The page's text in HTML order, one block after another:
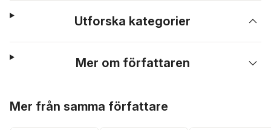
Utforska kategorier
Mer om författaren
Mer från samma författare